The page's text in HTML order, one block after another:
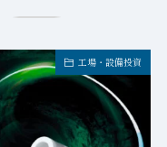
工場・設備投資